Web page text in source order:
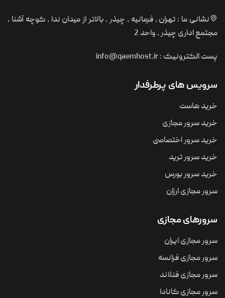
نشانی ما : تهران ، فرمانیه ، چیذر ، بالاتر از میدان ندا ، کوچه آشنا ،
مجتمع اداری چیذر ، واحد 2
پست الکترونیک :info@qaemhost.ir
سرویس های پرطرفدار
خرید هاست
خرید سرور مجازی
خرید سرور اختصاصی
خرید سرور ترید
خرید سرور بورس
سرور مجازی ارزان
سرورهای مجازی
سرور مجازی ایران
سرور مجازی فرانسه
سرور مجازی فنلاند
سرور مجازی کانادا